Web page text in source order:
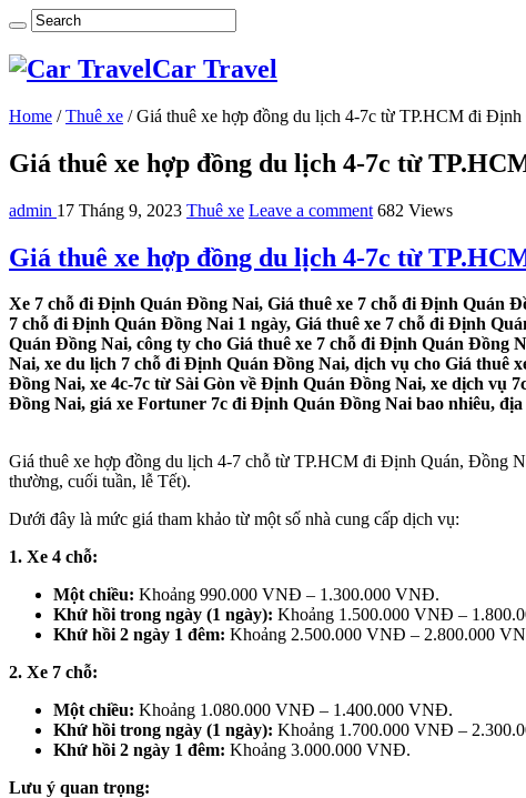
Car Travel
Home / Thuê xe / Giá thuê xe hợp đồng du lịch 4-7c từ TP.HCM đi
Giá thuê xe hợp đồng du lịch 4-7c từ
admin 17 Tháng 9, 2023 Thuê xe Leave a comment 682 Views
Giá thuê xe hợp đồng du lịch 4-7c từ
Xe 7 chỗ đi Định Quán Đồng Nai, Giá thuê xe 7 chỗ đi Định Quán
7 chỗ đi Định Quán Đồng Nai 1 ngày, Giá thuê xe 7 chỗ đi Định
Quán Đồng Nai, công ty cho Giá thuê xe 7 chỗ đi Định Quán
Nai, xe du lịch 7 chỗ đi Định Quán Đồng Nai, dịch vụ cho Giá thuê
Đồng Nai, xe 4c-7c từ Sài Gòn về Định Quán Đồng Nai, xe dịch vụ
Đồng Nai, giá xe Fortuner 7c đi Định Quán Đồng Nai bao nhiêu,
Giá thuê xe hợp đồng du lịch 4-7 chỗ từ TP.HCM đi Định Quán, Đồng
thường, cuối tuần, lễ Tết).
Dưới đây là mức giá tham khảo từ một số nhà cung cấp dịch vụ:
1. Xe 4 chỗ:
Một chiều: Khoảng 990.000 VNĐ – 1.300.000 VNĐ.
Khứ hồi trong ngày (1 ngày): Khoảng 1.500.000 VNĐ –
Khứ hồi 2 ngày 1 đêm: Khoảng 2.500.000 VNĐ – 2.800.000
2. Xe 7 chỗ:
Một chiều: Khoảng 1.080.000 VNĐ – 1.400.000 VNĐ.
Khứ hồi trong ngày (1 ngày): Khoảng 1.700.000 VNĐ –
Khứ hồi 2 ngày 1 đêm: Khoảng 3.000.000 VNĐ.
Lưu ý quan trọng: